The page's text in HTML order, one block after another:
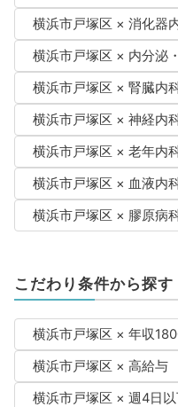
横浜市戸塚区 × 消化器
横浜市戸塚区 × 内分泌
横浜市戸塚区 × 腎臓内
横浜市戸塚区 × 神経内
横浜市戸塚区 × 老年内
横浜市戸塚区 × 血液内
横浜市戸塚区 × 膠原病
こだわり条件から探す
横浜市戸塚区 × 年収
横浜市戸塚区 × 高給与
横浜市戸塚区 × 週4日